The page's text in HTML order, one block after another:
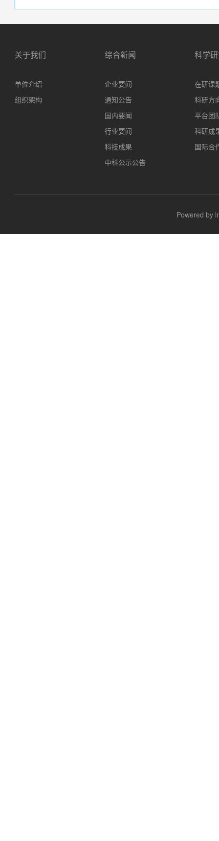
关于我们
单位介绍
组织架构
综合新闻
企业要闻
通知公告
国内要闻
行业要闻
科技成果
中科公示公告
科学
在研课
科研方
平台团
科研成
国际合
Powered by